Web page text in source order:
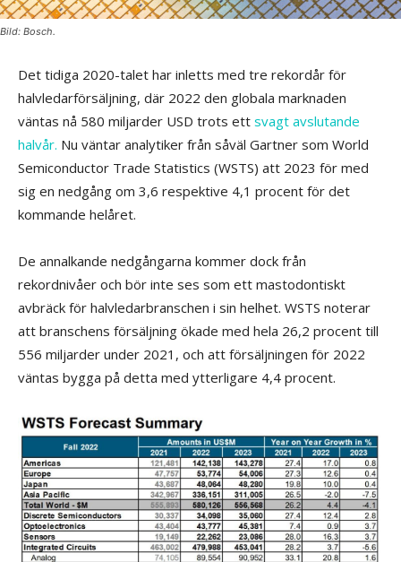
Bild: Bosch.
Det tidiga 2020-talet har inletts med tre rekordår för
halvledarförsäljning, där 2022 den globala marknaden
väntas nå 580 miljarder USD trots ett svagt avslutande
halvår. Nu väntar analytiker från såväl Gartner som World
Semiconductor Trade Statistics (WSTS) att 2023 för med
sig en nedgång om 3,6 respektive 4,1 procent för det
kommande helåret.
De annalkande nedgångarna kommer dock från
rekordnivåer och bör inte ses som ett mastodontiskt
avbräck för halvledarbranschen i sin helhet. WSTS noterar
att branschens försäljning ökade med hela 26,2 procent till
556 miljarder under 2021, och att försäljningen för 2022
väntas bygga på detta med ytterligare 4,4 procent.